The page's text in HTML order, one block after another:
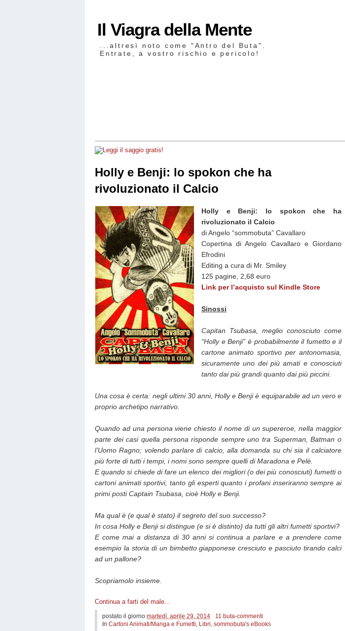
Il Viagra della Mente
...altresì noto come "Antro del Buta".
Entrate, a vostro rischio e pericolo!
Holly e Benji: lo spokon che ha
rivoluzionato il Calcio
Holly e Benji: lo spokon che ha
rivoluzionato il Calcio
di Angelo “sommobuta” Cavallaro
Copertina di Angelo Cavallaro e Giordano
Efrodini
Editing a cura di Mr. Smiley
125 pagine, 2,68 euro
Link per l’acquisto sul Kindle Store
Sinossi
Capitan Tsubasa, meglio conosciuto come
“Holly e Benji” è probabilmente il fumetto e il
cartone animato sportivo per antonomasia,
sicuramente uno dei più amati e conosciuti
tanto dai più grandi quanto dai più piccini.
Una cosa è certa: negli ultimi 30 anni, Holly e Benji è equiparabile ad un vero e
proprio archetipo narrativo.
Quando ad una persona viene chiesto il nome di un supereroe, nella maggior
parte dei casi quella persona risponde sempre uno tra Superman, Batman o
l’Uomo Ragno; volendo parlare di calcio, alla domanda su chi sia il calciatore
più forte di tutti i tempi, i nomi sono sempre quelli di Maradona e Pelè.
E quando si chiede di fare un elenco dei migliori (o dei più conosciuti) fumetti o
cartoni animati sportivi, tanto gli esperti quanto i profani inseriranno sempre ai
primi posti Captain Tsubasa, cioè Holly e Benji.
Ma qual è (e qual è stato) il segreto del suo successo?
In cosa Holly e Benji si distingue (e si è distinto) da tutti gli altri fumetti sportivi?
E come mai a distanza di 30 anni si continua a parlare e a prendere come
esempio la storia di un bimbetto giapponese cresciuto e pasciuto tirando calci
ad un pallone?
Scopriamolo insieme.
Continua a farti del male...
postato il giorno martedì, aprile 29, 2014
11 buta-commenti
In Cartoni Animati/Manga e Fumetti, Libri, sommobuta's eBooks